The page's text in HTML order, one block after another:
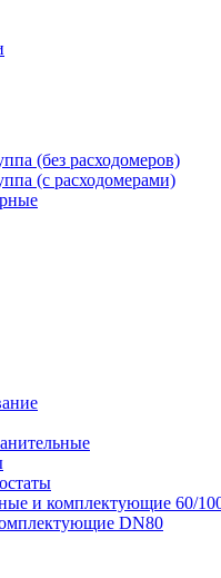
(без расходомеров)
(с расходомерами)
и комплектующие 60/
DN80